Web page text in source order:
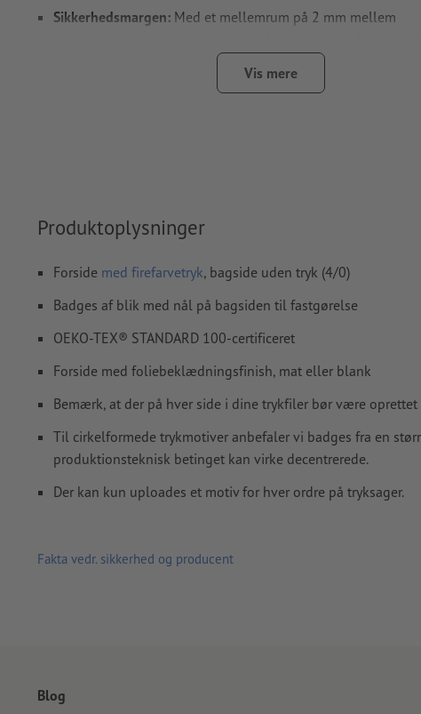
Sikkerhedsmargen: Med et mellemrum på 2 mm mellem
uhensigtsmæssig beskæring.
Kommentarerslettes og trykkes ikke
Formularfeltetsindhold vil blive trykt
Hvordan opretter jeg udskriftsdata korrekt?
Vis mere
Produktoplysninger
Forside med firefarvetryk, bagside uden tryk (4/0)
Badges af blik med nål på bagsiden til fastgørelse
OEKO-TEX® STANDARD 100-certificeret
Forside med foliebeklædningsfinish, mat eller blank
Bemærk, at der på hver side i dine trykfiler bør være
Til cirkelformede trykmotiver anbefaler vi badges fra en
produktionsteknisk betinget kan virke decentrerede.
Der kan kun uploades et motiv for hver ordre på tryksager.
Fakta vedr. sikkerhed og producent
Blog